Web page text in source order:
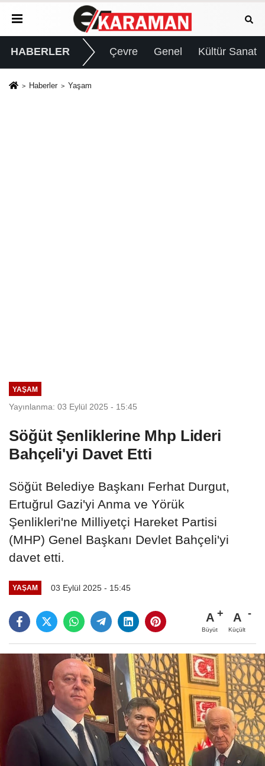
HABERLER Çevre Genel Kültür Sanat
Haberler Yaşam
YAŞAM
Yayınlanma: 03 Eylül 2025 - 15:45
Söğüt Şenliklerine Mhp Lideri
Bahçeli'yi Davet Etti
Söğüt Belediye Başkanı Ferhat Durgut,
Ertuğrul Gazi'yi Anma ve Yörük
Şenlikleri'ne Milliyetçi Hareket Partisi
(MHP) Genel Başkanı Devlet Bahçeli'yi
davet etti.
YAŞAM 03 Eylül 2025 - 15:45
A
Büyüt
A
Küçült